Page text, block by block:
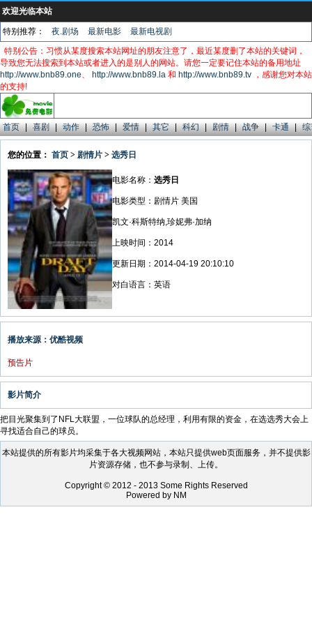
欢迎光临本站
特别推荐： 夜.剧场 最新电影
最新电视剧
特别公告：习惯从某度搜索本站网址的朋友注意了，最近某度删了本站的关键词，
导致您无法搜索到本站或者进入的是别人的网站。请您一定要记住本站的备用地址
http://www.bnb89.one、 http://www.bnb89.la 和 http://www.bnb89.tv ，感谢您对本站
的支持!
首页 | 喜剧 | 动作 | 恐怖 | 爱情 | 其它 | 科幻 | 剧情 | 战争 | 卡通 |
您的位置： 首页 > 剧情片 > 选秀日
电影名称： 选秀日
电影类型：剧情片 美国
凯文·科斯特纳,珍妮弗·加纳
上映时间：2014
更新日期：2014-04-19 20:10:10
对白语言：英语
播放来源：优酷视频
预告片
影片简介
把目光聚集到了NFL大联盟，一位球队的总经理，利用有限的资金，在选选秀大会上
寻找适合自己的球员。
本站提供的所有影片均采集于各大视频网站，本站只提供web页面服务，并不提供影
片资源存储，也不参与录制、上传。
Copyright © 2012 - 2013 Some Rights Reserved
Powered by NM